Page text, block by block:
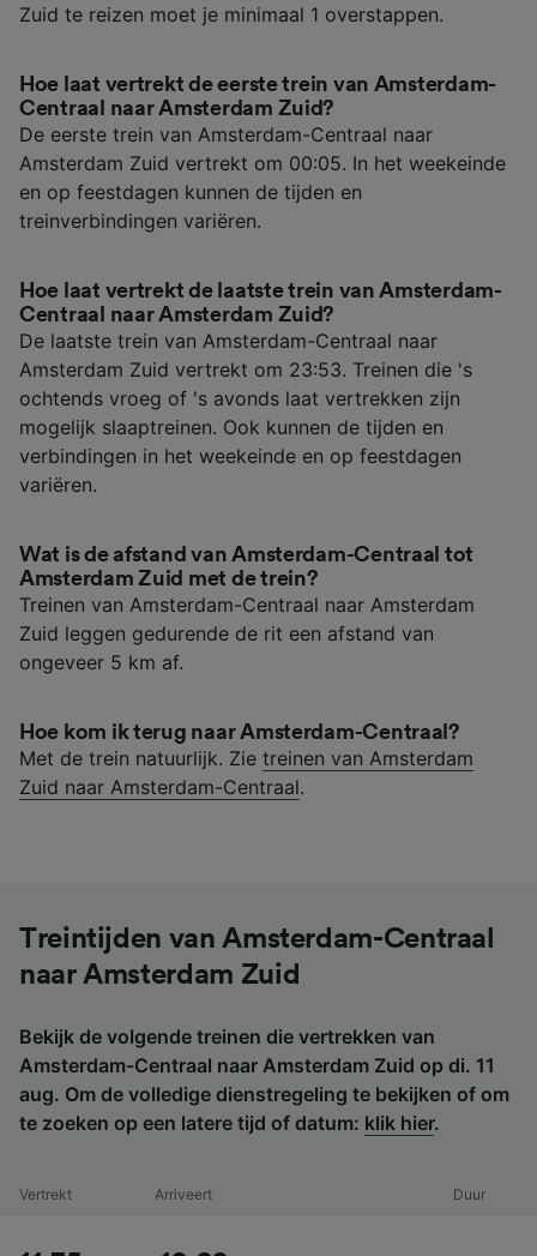
Zuid te reizen moet je minimaal 1 overstappen.
Hoe laat vertrekt de eerste trein van Amsterdam-
Centraal naar Amsterdam Zuid?
De eerste trein van Amsterdam-Centraal naar
Amsterdam Zuid vertrekt om 00:05. In het weekeinde
en op feestdagen kunnen de tijden en
treinverbindingen variëren.
Hoe laat vertrekt de laatste trein van Amsterdam-
Centraal naar Amsterdam Zuid?
De laatste trein van Amsterdam-Centraal naar
Amsterdam Zuid vertrekt om 23:53. Treinen die 's
ochtends vroeg of 's avonds laat vertrekken zijn
mogelijk slaaptreinen. Ook kunnen de tijden en
verbindingen in het weekeinde en op feestdagen
variëren.
Wat is de afstand van Amsterdam-Centraal tot
Amsterdam Zuid met de trein?
Treinen van Amsterdam-Centraal naar Amsterdam
Zuid leggen gedurende de rit een afstand van
ongeveer 5 km af.
Hoe kom ik terug naar Amsterdam-Centraal?
Met de trein natuurlijk. Zie treinen van Amsterdam
Zuid naar Amsterdam-Centraal.
Treintijden van Amsterdam-Centraal
naar Amsterdam Zuid
Bekijk de volgende treinen die vertrekken van
Amsterdam-Centraal naar Amsterdam Zuid op di. 11
aug. Om de volledige dienstregeling te bekijken of om
te zoeken op een latere tijd of datum: klik hier.
Vertrekt Arriveert Duur